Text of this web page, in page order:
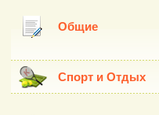
Общие
Спорт и Отдых